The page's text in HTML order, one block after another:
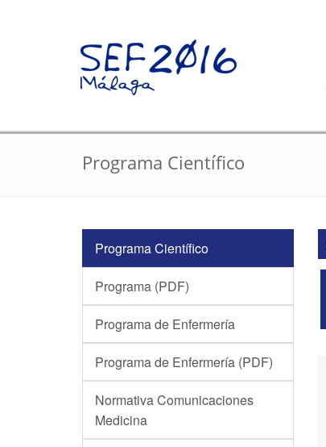
Programa Científico
Programa Científico
Programa (PDF)
Programa de Enfermería
Programa de Enfermería (PDF)
Normativa Comunicaciones
Medicina